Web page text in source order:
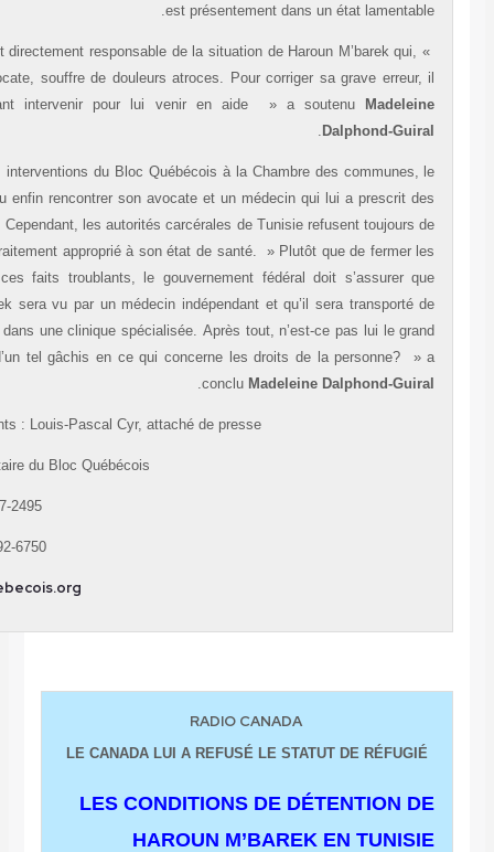
est présentement dans un état
» Le Canada est directement responsable de la situation de Haroun
selon son avocate, souffre de douleurs atroces. Pour corriger sa grave
doit maintenant intervenir pour lui venir en aide » a soutenu
.
À la suite des interventions du Bloc Québécois à la Chambre des
prisonnier a pu enfin rencontrer son avocate et un médecin qui lui a
médicaments. Cependant, les autorités carcérales de Tunisie refusent
lui donner le traitement approprié à son état de santé. » Plutôt que de
yeux devant ces faits troublants, le gouvernement fédéral doit
Haroun M’barek sera vu par un médecin indépendant et qu’il sera
toute urgence dans une clinique spécialisée. Après tout, n’est-ce pas lui
responsable d’un tel gâchis en ce qui concerne les droits de la
concluMadeleine
.
Renseignements : Louis-Pascal Cyr, attaché de presse
Aile parlementaire du Bloc Québécois
Tél. : (613) 947-2495
Cell. : (613) 292-6750
www.blocquebecois.org
RADIO CANADA
LE CANADA LUI A REFUSÉ LE STATUT DE
LES CONDITIONS DE
HAROUN M’BAREK EN